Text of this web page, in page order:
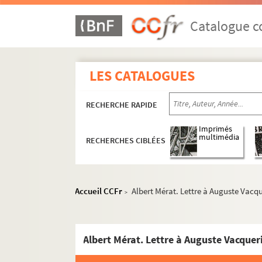
Catalogue
LES CATALOGUES
RECHERCHE RAPIDE
RECHERCHES CIBLÉES
Imprimés
multimédia
Accueil CCFr > Albert Mérat. Lettre à Auguste
Albert Mérat. Lettre à Auguste
Lettres à Auguste Vacquerie
4-MS-4097. A